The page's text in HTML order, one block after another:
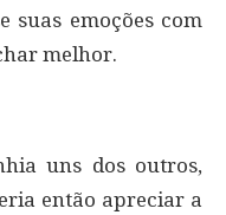
suas emoções com
melhor.
uns dos outros,
então apreciar a